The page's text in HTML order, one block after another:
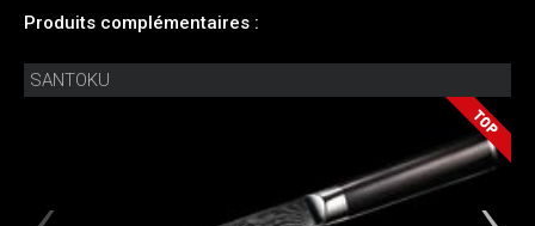
Produits complémentaires :
SANTOKU